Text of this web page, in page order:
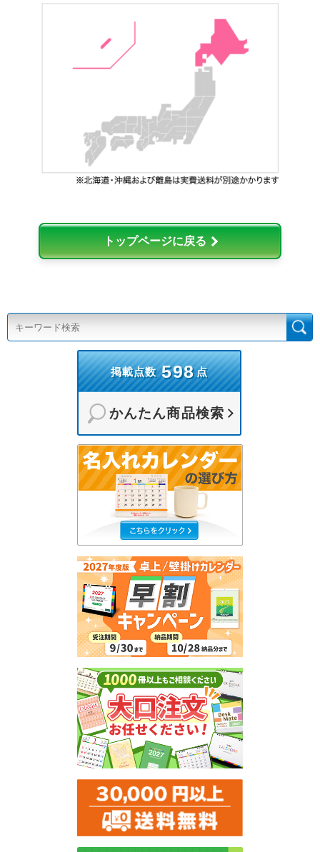
トップページに戻る
掲載点数 598点
かんたん商品検索